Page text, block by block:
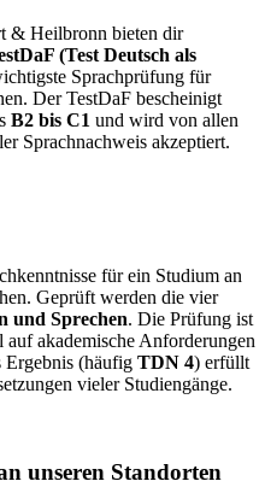
& Heilbronn bieten dir
(Test Deutsch als
Sprachprüfung für
Der TestDaF bescheinigt
B2 bis C1 und wird von allen
Sprachnachweis akzeptiert.
für ein Studium an
Geprüft werden die vier
und Sprechen. Die Prüfung ist
akademische Anforderungen
Ergebnis (häufig TDN 4) erfüllt
vieler Studiengänge.
unseren Standorten